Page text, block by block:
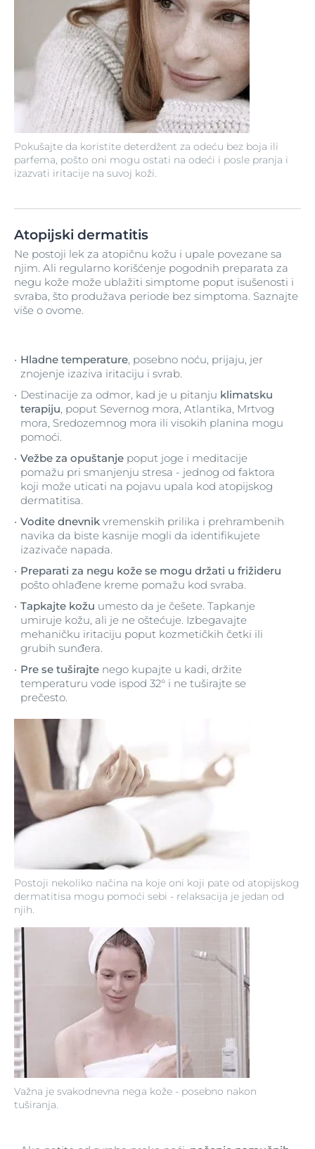
Pokušajte da koristite deterdžent za odeću bez boja ili
parfema, pošto oni mogu ostati na odeći i posle pranja i
izazvati iritacije na suvoj koži.
Atopijski dermatitis
Ne postoji lek za atopičnu kožu i upale povezane sa
njim. Ali regularno korišćenje pogodnih preparata za
negu kože može ublažiti simptome poput isušenosti i
svraba, što produžava periode bez simptoma. Saznajte
više o ovome.
Postoji nekoliko načina na koje oni koji pate od atopijskog
dermatitisa mogu pomoći sebi - relaksacija je jedan od
njih.
Važna je svakodnevna nega kože - posebno nakon
tuširanja.
Hladne temperature, posebno noću, prijaju, jer
znojenje izaziva iritaciju i svrab.
Destinacije za odmor, kad je u pitanju klimatsku
terapiju, poput Severnog mora, Atlantika, Mrtvog
mora, Sredozemnog mora ili visokih planina mogu
pomoći.
Vežbe za opuštanje poput joge i meditacije
pomažu pri smanjenju stresa - jednog od faktora
koji može uticati na pojavu upala kod atopijskog
dermatitisa.
Vodite dnevnik vremenskih prilika i prehrambenih
navika da biste kasnije mogli da identifikujete
izazivače napada.
Preparati za negu kože se mogu držati u frižideru
pošto ohlađene kreme pomažu kod svraba.
Tapkajte kožu umesto da je češete. Tapkanje
umiruje kožu, ali je ne oštećuje. Izbegavajte
mehaničku iritaciju poput kozmetičkih četki ili
grubih sunđera.
Pre se tuširajte nego kupajte u kadi, držite
temperaturu vode ispod 32° i ne tuširajte se
prečesto.